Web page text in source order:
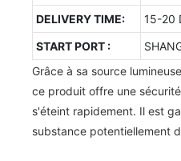
DELIVERY TIME:
15-20
START PORT :
Grâce à sa source
ce produit offre une
s'éteint rapidement. Il est
substance potentiellement